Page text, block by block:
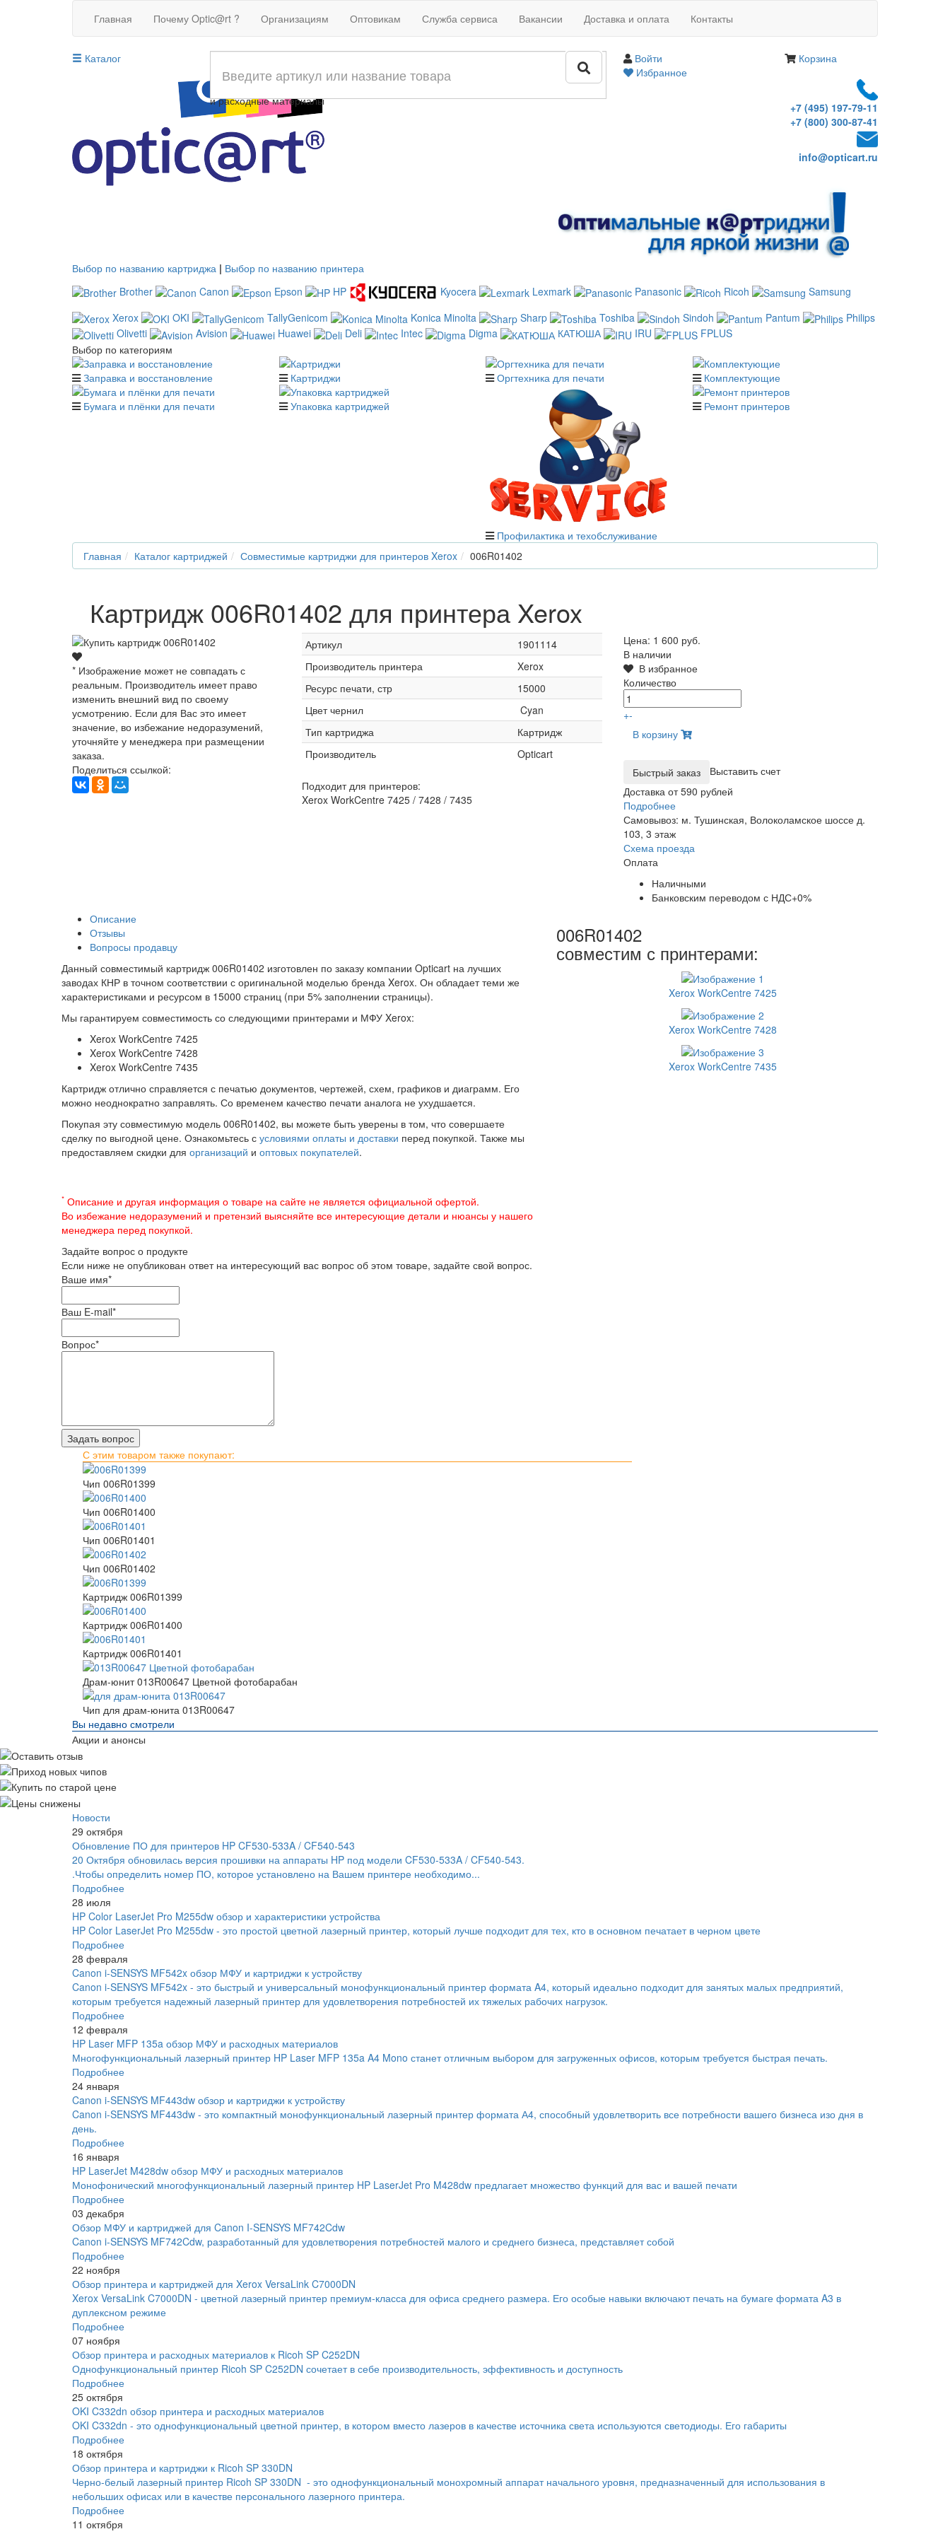
Главная Почему Optic@rt ? Организациям Оптовикам Служба сервиса Вакансии Доставка и оплата Контакты
Каталог
Войти
Избранное
Корзина
Совместимые картриджи
и расходные материалы
+7 (495) 197-79-11
+7 (800) 300-87-41
info@opticart.ru
Выбор по названию картриджа | Выбор по названию принтера
Brother
Canon Epson HP Kyocera Lexmark Panasonic Ricoh
Samsung
Xerox
OKI TallyGenicom Konica Minolta Sharp Toshiba Sindoh Pantum
Philips
Olivetti
Avision Huawei Deli Intec Digma КАТЮША IRU
FPLUS
Выбор по категориям
Заправка и восстановление
Картриджи Оргтехника для печати
Комплектующие
Бумага и плёнки для печати
Упаковка картриджей
Профилактика и техобслуживание
Ремонт принтеров
Главная Каталог картриджей Совместимые картриджи для принтеров Xerox 006R01402
Картридж 006R01402 для принтера Xerox
* Изображение может не совпадать с
реальным. Производитель имеет право
изменить внешний вид по своему
усмотрению. Если для Вас это имеет
значение, во избежание недоразумений,
уточняйте у менеджера при размещении
заказа.
Поделиться ссылкой:
Артикул
1901114
Производитель принтера
Xerox
Ресурс печати, стр
15000
Цвет чернил
Cyan
Тип картриджа
Картридж
Производитель
Opticart
Подходит для принтеров:
Xerox WorkCentre 7425 / 7428 / 7435
Цена: 1 600 руб.
В наличии
В избранное
Количество
+-
В корзину
Выставить счет
Доставка от 590 рублей
Подробнее
Самовывоз: м. Тушинская, Волоколамское шоссе д.
103, 3 этаж
Схема проезда
Оплата
Наличными
Банковским переводом с НДС+0%
Описание
Отзывы
Вопросы продавцу
Данный совместимый картридж 006R01402 изготовлен по заказу компании Opticart на лучших
заводах КНР в точном соответствии с оригинальной моделью бренда Xerox. Он обладает теми же
характеристиками и ресурсом в 15000 страниц (при 5% заполнении страницы).
Мы гарантируем совместимость со следующими принтерами и МФУ Xerox:
Xerox WorkCentre 7425
Xerox WorkCentre 7428
Xerox WorkCentre 7435
Картридж отлично справляется с печатью документов, чертежей, схем, графиков и диаграмм. Его
можно неоднократно заправлять. Со временем качество печати аналога не ухудшается.
Покупая эту совместимую модель 006R01402, вы можете быть уверены в том, что совершаете
сделку по выгодной цене. Ознакомьтесь с условиями оплаты и доставки перед покупкой. Также мы
предоставляем скидки для организаций и оптовых покупателей.
* Описание и другая информация о товаре на сайте не является официальной офертой.
Во избежание недоразумений и претензий выясняйте все интересующие детали и нюансы у нашего
менеджера перед покупкой.
Задайте вопрос о продукте
Если ниже не опубликован ответ на интересующий вас вопрос об этом товаре, задайте свой вопрос.
Ваше имя*
Ваш E-mail*
Вопрос*
006R01402
совместим с принтерами:
Xerox WorkCentre 7425
Xerox WorkCentre 7428
Xerox WorkCentre 7435
С этим товаром также покупают:
Чип 006R01399
Чип 006R01400
Чип 006R01401
Чип 006R01402
Картридж 006R01399
Картридж 006R01400
Картридж 006R01401
Драм-юнит 013R00647 Цветной фотобарабан
Чип для драм-юнита 013R00647
Вы недавно смотрели
Акции и анонсы
Новости
29 октября
Обновление ПО для принтеров HP CF530-533A / CF540-543
20 Октября обновилась версия прошивки на аппараты HP под модели CF530-533A / CF540-543.
.Чтобы определить номер ПО, которое установлено на Вашем принтере необходимо...
Подробнее
28 июля
HP Color LaserJet Pro M255dw обзор и характеристики устройства
HP Color LaserJet Pro M255dw - это простой цветной лазерный принтер, который лучше подходит для тех, кто в основном печатает в черном цвете
Подробнее
28 февраля
Canon i-SENSYS MF542x обзор МФУ и картриджи к устройству
Canon i-SENSYS MF542x - это быстрый и универсальный монофункциональный принтер формата A4, который идеально подходит для занятых малых предприятий,
которым требуется надежный лазерный принтер для удовлетворения потребностей их тяжелых рабочих нагрузок.
Подробнее
12 февраля
HP Laser MFP 135a обзор МФУ и расходных материалов
Многофункциональный лазерный принтер HP Laser MFP 135a A4 Mono станет отличным выбором для загруженных офисов, которым требуется быстрая печать.
Подробнее
24 января
Canon i-SENSYS MF443dw обзор и картриджи к устройству
Canon i-SENSYS MF443dw - это компактный монофункциональный лазерный принтер формата А4, способный удовлетворить все потребности вашего бизнеса изо дня в
день.
Подробнее
16 января
HP LaserJet M428dw обзор МФУ и расходных материалов
Монофонический многофункциональный лазерный принтер HP LaserJet Pro M428dw предлагает множество функций для вас и вашей печати
Подробнее
03 декабря
Обзор МФУ и картриджей для Canon I-SENSYS MF742Cdw
Canon i-SENSYS MF742Cdw, разработанный для удовлетворения потребностей малого и среднего бизнеса, представляет собой
Подробнее
22 ноября
Обзор принтера и картриджей для Xerox VersaLink C7000DN
Xerox VersaLink C7000DN - цветной лазерный принтер премиум-класса для офиса среднего размера. Его особые навыки включают печать на бумаге формата A3 в
дуплексном режиме
Подробнее
07 ноября
Обзор принтера и расходных материалов к Ricoh SP C252DN
Однофункциональный принтер Ricoh SP C252DN сочетает в себе производительность, эффективность и доступность
Подробнее
25 октября
OKI C332dn обзор принтера и расходных материалов
OKI C332dn - это однофункциональный цветной принтер, в котором вместо лазеров в качестве источника света используются светодиоды. Его габариты
Подробнее
18 октября
Обзор принтера и картриджи к Ricoh SP 330DN
Черно-белый лазерный принтер Ricoh SP 330DN - это однофункциональный монохромный аппарат начального уровня, предназначенный для использования в
небольших офисах или в качестве персонального лазерного принтера.
Подробнее
11 октября